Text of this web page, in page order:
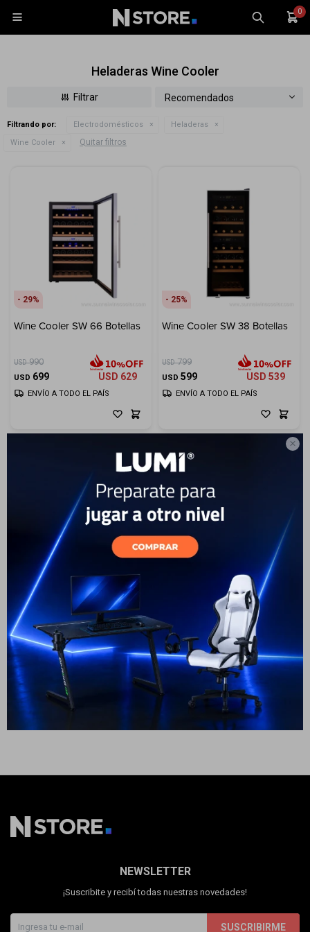

0

Heladeras Wine Cooler
Recomendados
Filtrando por: Electrodomésticos
Heladeras
Wine Cooler
Quitar filtros
29
Wine Cooler SW 66 Botellas
USD 990
USD 699 USD 629
ENVÍO A TODO EL PAÍS
25
Wine Cooler SW 38 Botellas
USD 799
USD 599 USD 539
ENVÍO A TODO EL PAÍS
Enfriadora De Vinos -
Inox/Negra
USD 399
USD 299 USD 269
ENVÍO A TODO EL PAÍS
NEWSLETTER
¡Suscribite y recibí todas nuestras novedades!
SUSCRIBIRME
TV y Audio
Marcas
Cuenta
Tiendas
Celulares
Wearables
Monitores
Gaming